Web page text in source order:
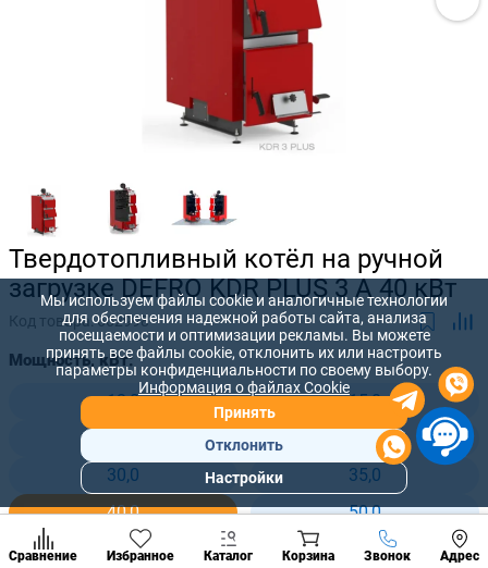
Твердотопливный котёл на ручной
загрузке DEFRO KDR PLUS 3 A 40 кВт
Код товара:662998
Мощность, кВт:
12,0
15,0
25,0
30,0
35,0
40,0
50,0
Сравнение Избранное Каталог Корзина Звонок Адрес
Позвонить
разделы
Мы используем файлы cookie и аналогичные технологии
для обеспечения надежной работы сайта, анализа
посещаемости и оптимизации рекламы. Вы можете
принять все файлы cookie, отклонить их или настроить
параметры конфиденциальности по своему выбору.
Информация о файлах Cookie
Принять
Отклонить
Настройки